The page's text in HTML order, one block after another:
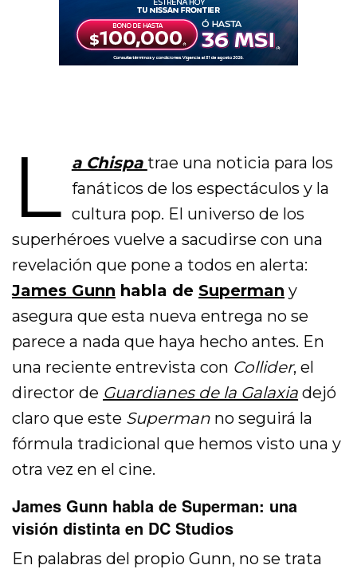
L a Chispa trae una noticia para los
fanáticos de los espectáculos y la
cultura pop. El universo de los
superhéroes vuelve a sacudirse con una
revelación que pone a todos en alerta:
James Gunn habla deSuperman y
asegura que esta nueva entrega no se
parece a nada que haya hecho antes. En
una reciente entrevista con Collider, el
director de Guardianes de la Galaxia dejó
claro que este Superman no seguirá la
fórmula tradicional que hemos visto una y
otra vez en el cine.
James Gunn habla de Superman: una
visión distinta en DC Studios
En palabras del propio Gunn, no se trata